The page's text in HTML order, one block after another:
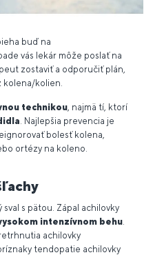
buď na
vás lekár môže poslať na
zostaviť a odporučiť plán,
kolena/kolien.
technikou , najmä tí, ktorí
. Najlepšia prevencia je
bolesť kolena,
ortézy na koleno.
sval s pätou. Zápal achilovky
intenzívnom behu
achilovky
tendopatie achilovky